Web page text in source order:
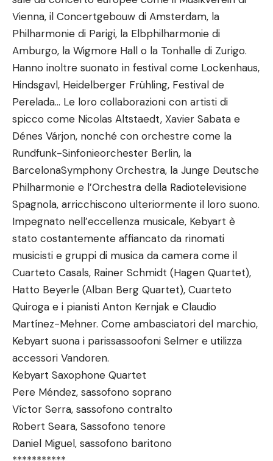
Vienna, il Concertgebouw di Amsterdam, la
Philharmonie di Parigi, la Elbphilharmonie di
Amburgo, la Wigmore Hall o la Tonhalle di Zurigo.
Hanno inoltre suonato in festival come Lockenhaus,
Hindsgavl, Heidelberger Frühling, Festival de
Perelada… Le loro collaborazioni con artisti di
spicco come Nicolas Altstaedt, Xavier Sabata e
Dénes Várjon, nonché con orchestre come la
Rundfunk-Sinfonieorchester Berlin, la
BarcelonaSymphony Orchestra, la Junge Deutsche
Philharmonie e l’Orchestra della Radiotelevisione
Spagnola, arricchiscono ulteriormente il loro suono.
Impegnato nell’eccellenza musicale, Kebyart è
stato costantemente affiancato da rinomati
musicisti e gruppi di musica da camera come il
Cuarteto Casals, Rainer Schmidt (Hagen Quartet),
Hatto Beyerle (Alban Berg Quartet), Cuarteto
Quiroga e i pianisti Anton Kernjak e Claudio
Martínez-Mehner. Come ambasciatori del marchio,
Kebyart suona i parissassoofoni Selmer e utilizza
accessori Vandoren.
Kebyart Saxophone Quartet
Pere Méndez, sassofono soprano
Víctor Serra, sassofono contralto
Robert Seara, Sassofono tenore
Daniel Miguel, sassofono baritono